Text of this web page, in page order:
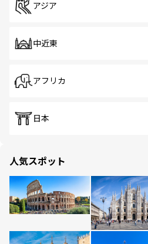
アジア
中近東
アフリカ
日本
人気スポット